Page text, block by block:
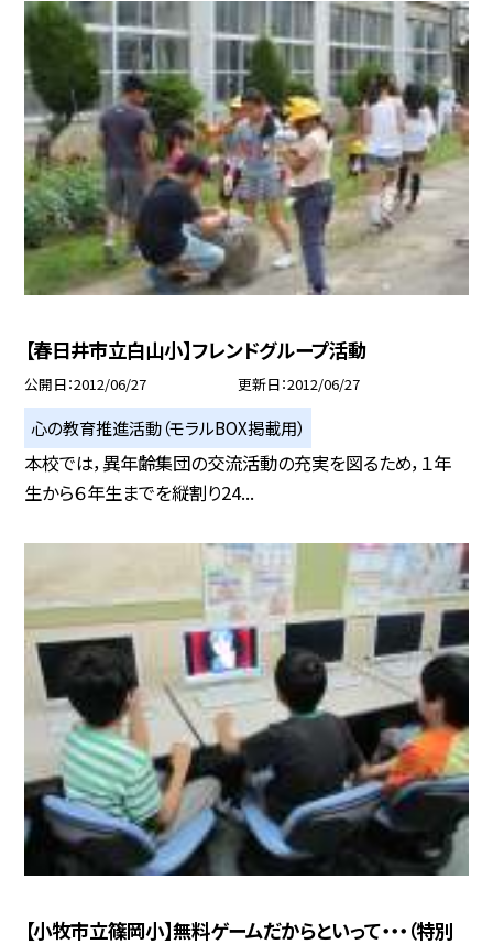
【春日井市立白山小】フレンドグループ活動
公開日 2012/06/27 更新日 2012/06/27
心の教育推進活動（モラルBOX掲載用）
本校では，異年齢集団の交流活動の充実を図るため，１年
生から６年生までを縦割り24...
【小牧市立篠岡小】無料ゲームだからといって・・・（特別